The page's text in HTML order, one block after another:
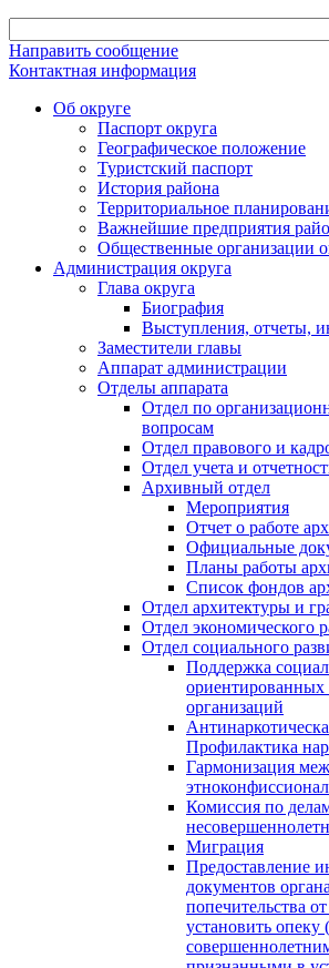
Направить сообщение
Контактная информация
Об округе
Паспорт округа
Географическое положение
Туристский паспорт
История района
Территориальное
Важнейшие предприятия
Общественные организации
Администрация округа
Глава округа
Биография
Выступления, отчеты,
Заместители главы
Аппарат администрации
Отделы аппарата
Отдел по
вопросам
Отдел правового и
Отдел учета и
Архивный отдел
Мероприятия
Отчет о работе
Официальные
Планы работы
Список фондов
Отдел архитектуры и
Отдел экономического
Отдел социального
Поддержка
ориентированных
организаций
Профилактика
Гармонизация
Комиссия по
Миграция
Предоставление
документов
попечительства
установить опеку